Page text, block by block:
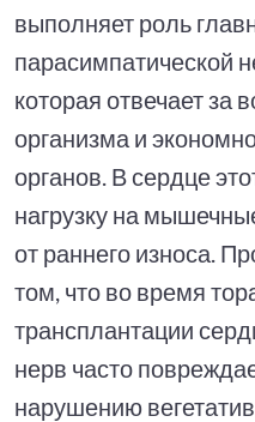
выполняет роль
парасимпатической
которая отвечает за
организма и
органов. В сердце
нагрузку на
от раннего износа.
том, что во время
трансплантации
нерв часто
нарушению